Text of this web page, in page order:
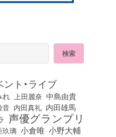
ント・ライブ
れ 上田麗奈 中島由貴
音 内田真礼 内田雄馬
声優グランプリ
玖璃 小倉唯 小野大輔